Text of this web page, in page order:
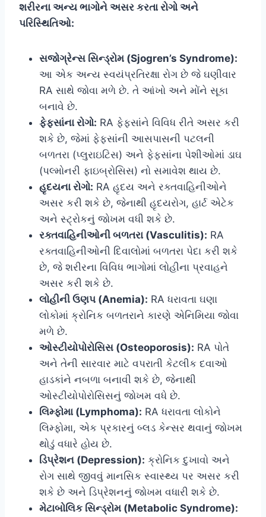
શરીરના અન્ય ભાગોને અસર કરતા રોગો અને
પરિસ્થિતિઓ:
સજોગ્રેન્સ સિન્ડ્રોમ (Sjogren’s Syndrome):
આ એક અન્ય સ્વયંપ્રતિરક્ષા રોગ છે જે ઘણીવાર
RA સાથે જોવા મળે છે. તે આંખો અને મોંને સૂકા
બનાવે છે.
ફેફસાંના રોગો: RA ફેફસાંને વિવિધ રીતે અસર કરી
શકે છે, જેમાં ફેફસાંની આસપાસની પટલની
બળતરા (પ્લુરાઇટિસ) અને ફેફસાંના પેશીઓમાં ડાઘ
(પલ્મોનરી ફાઇબ્રોસિસ) નો સમાવેશ થાય છે.
હૃદયના રોગો: RA હૃદય અને રક્તવાહિનીઓને
અસર કરી શકે છે, જેનાથી હૃદયરોગ, હાર્ટ એટેક
અને સ્ટ્રોકનું જોખમ વધી શકે છે.
રક્તવાહિનીઓની બળતરા (Vasculitis): RA
રક્તવાહિનીઓની દિવાલોમાં બળતરા પેદા કરી શકે
છે, જે શરીરના વિવિધ ભાગોમાં લોહીના પ્રવાહને
અસર કરી શકે છે.
લોહીની ઉણપ (Anemia): RA ધરાવતા ઘણા
લોકોમાં ક્રોનિક બળતરાને કારણે એનિમિયા જોવા
મળે છે.
ઓસ્ટીયોપોરોસિસ (Osteoporosis): RA પોતે
અને તેની સારવાર માટે વપરાતી કેટલીક દવાઓ
હાડકાંને નબળા બનાવી શકે છે, જેનાથી
ઓસ્ટીયોપોરોસિસનું જોખમ વધે છે.
લિમ્ફોમા (Lymphoma): RA ધરાવતા લોકોને
લિમ્ફોમા, એક પ્રકારનું બ્લડ કેન્સર થવાનું જોખમ
થોડું વધારે હોય છે.
ડિપ્રેશન (Depression): ક્રોનિક દુખાવો અને
રોગ સાથે જીવવું માનસિક સ્વાસ્થ્ય પર અસર કરી
શકે છે અને ડિપ્રેશનનું જોખમ વધારી શકે છે.
મેટાબોલિક સિન્ડ્રોમ (Metabolic Syndrome):